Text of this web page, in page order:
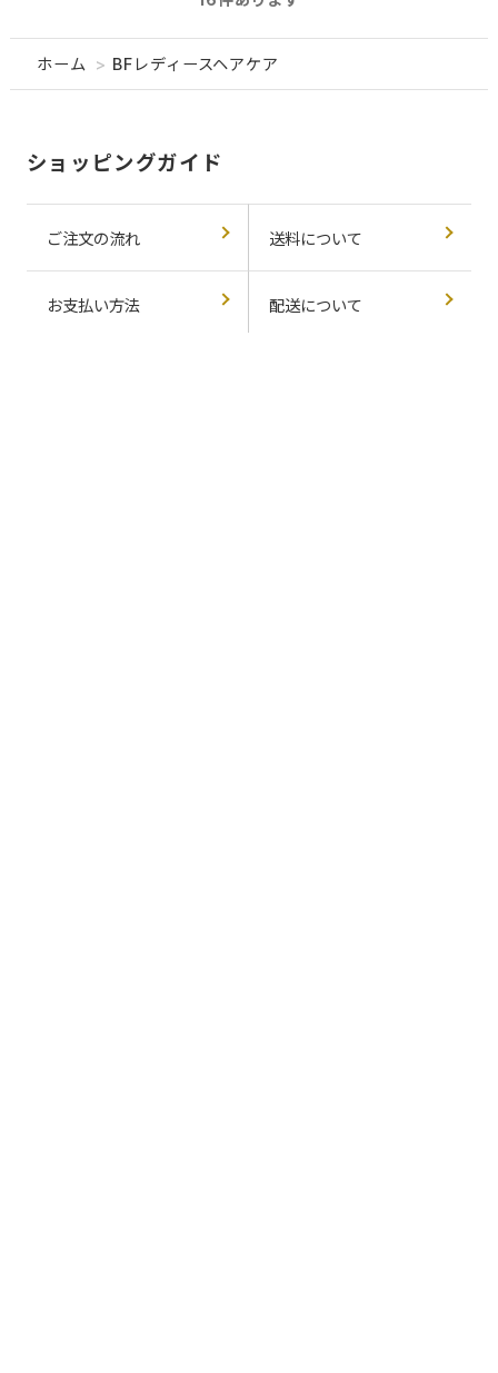
込
中
ホーム > BFレディースヘアケア
ショッピングガイド
ご注文の流れ 送料について
お支払い方法 配送について